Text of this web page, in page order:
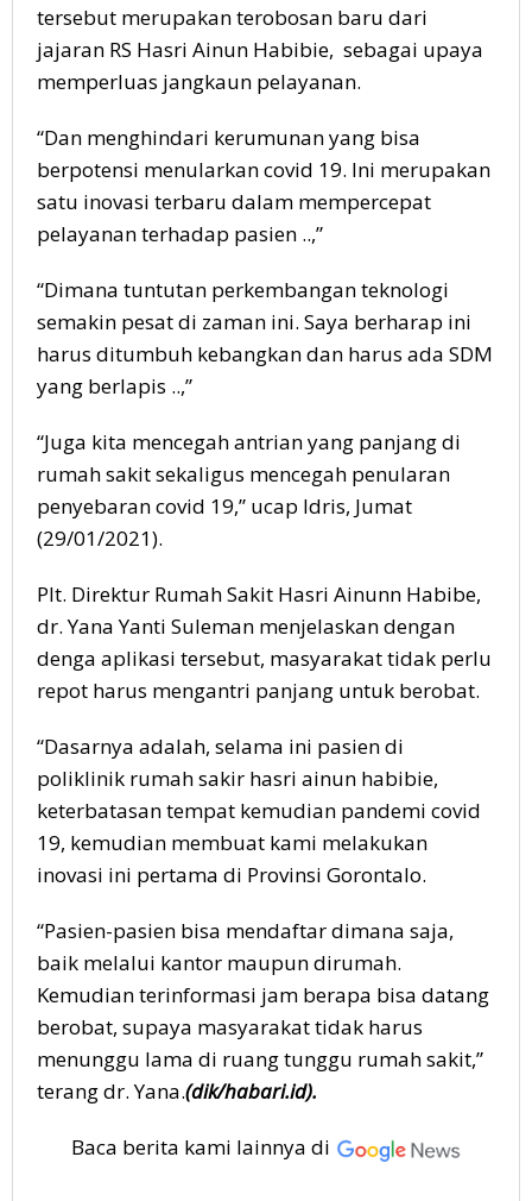
tersebut merupakan terobosan baru dari
jajaran RS Hasri Ainun Habibie, sebagai upaya
memperluas jangkaun pelayanan.
“Dan menghindari kerumunan yang bisa
berpotensi menularkan covid 19. Ini merupakan
satu inovasi terbaru dalam mempercepat
pelayanan terhadap pasien ..,”
“Dimana tuntutan perkembangan teknologi
semakin pesat di zaman ini. Saya berharap ini
harus ditumbuh kebangkan dan harus ada SDM
yang berlapis ..,”
“Juga kita mencegah antrian yang panjang di
rumah sakit sekaligus mencegah penularan
penyebaran covid 19,” ucap Idris, Jumat
(29/01/2021).
Plt. Direktur Rumah Sakit Hasri Ainunn Habibe,
dr. Yana Yanti Suleman menjelaskan dengan
denga aplikasi tersebut, masyarakat tidak perlu
repot harus mengantri panjang untuk berobat.
“Dasarnya adalah, selama ini pasien di
poliklinik rumah sakir hasri ainun habibie,
keterbatasan tempat kemudian pandemi covid
19, kemudian membuat kami melakukan
inovasi ini pertama di Provinsi Gorontalo.
“Pasien-pasien bisa mendaftar dimana saja,
baik melalui kantor maupun dirumah.
Kemudian terinformasi jam berapa bisa datang
berobat, supaya masyarakat tidak harus
menunggu lama di ruang tunggu rumah sakit,”
terang dr. Yana.(dik/habari.id).
Baca berita kami lainnya di